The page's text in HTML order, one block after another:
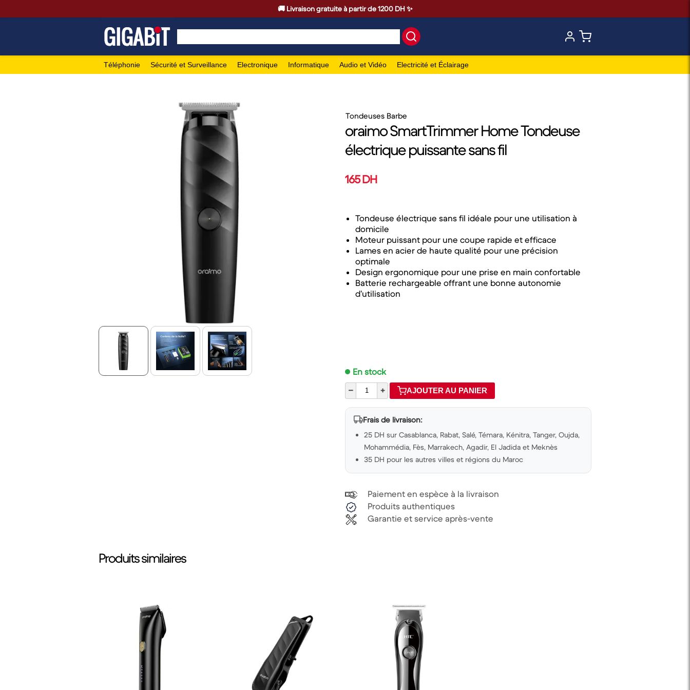
🚚 Livraison gratuite à partir de 1200 DH ✨
Téléphonie Sécurité et Surveillance Electronique Informatique Audio et Vidéo Electricité et Éclairage
Tondeuses Barbe
oraimo SmartTrimmer Home Tondeuse
électrique puissante sans fil
165 DH
Tondeuse électrique sans fil idéale pour une utilisation à
domicile
Moteur puissant pour une coupe rapide et efficace
Lames en acier de haute qualité pour une précision
optimale
Design ergonomique pour une prise en main confortable
Batterie rechargeable offrant une bonne autonomie
d’utilisation
En stock
–
+ AJOUTER AU PANIER
Frais de livraison:
25 DH sur Casablanca, Rabat, Salé, Témara, Kénitra, Tanger, Oujda,
Mohammédia, Fès, Marrakech, Agadir, El Jadida et Meknès
35 DH pour les autres villes et régions du Maroc
Paiement en espèce à la livraison
Produits authentiques
Garantie et service après-vente
Produits similaires